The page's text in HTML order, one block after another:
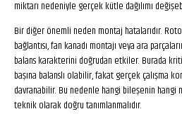
miktarı nedeniyle gerçek kütle dağılımı
Bir diğer önemli neden montaj hatalarıdır.
bağlantısı, fan kanadı montajı veya ara
balans karakterini doğrudan etkiler. Burada
başına balanslı olabilir, fakat gerçek çalışma
davranabilir. Bu nedenle hangi bileşenin hangi
teknik olarak doğru tanımlanmalıdır.